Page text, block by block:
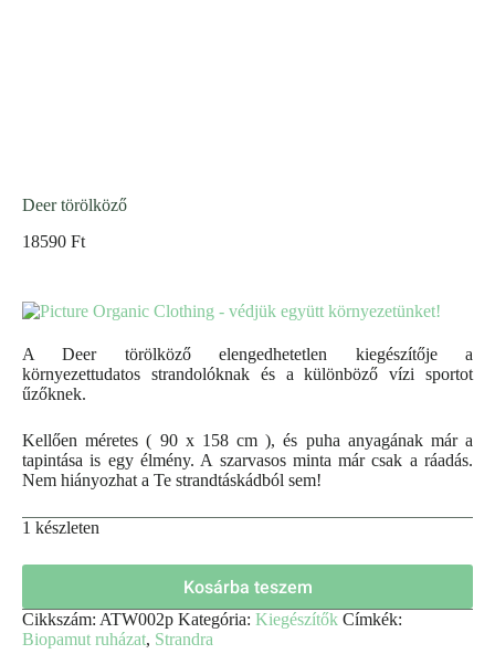
Deer törölköző
18590 Ft
A Deer törölköző elengedhetetlen kiegészítője a
környezettudatos strandolóknak és a különböző vízi sportot
űzőknek.
Kellően méretes ( 90 x 158 cm ), és puha anyagának már a
tapintása is egy élmény. A szarvasos minta már csak a ráadás.
Nem hiányozhat a Te strandtáskádból sem!
1 készleten
Kosárba teszem
Cikkszám: ATW002p Kategória: Kiegészítők Címkék:
Biopamut ruházat, Strandra